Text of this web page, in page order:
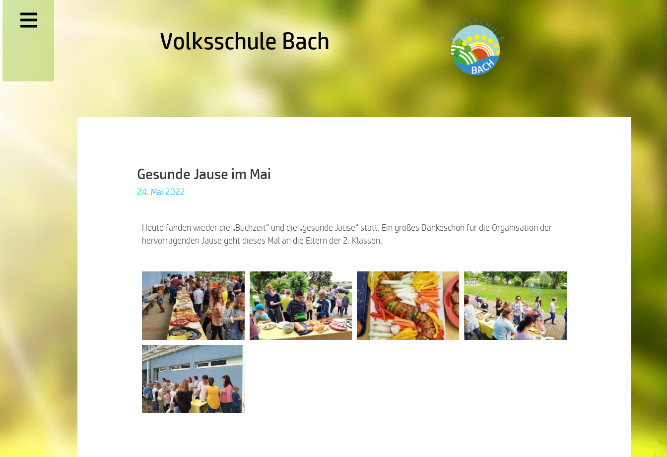
Volksschule Bach
Gesunde Jause im Mai
24. Mai 2022
Heute fanden wieder die „Buchzeit“ und die „gesunde Jause“ statt. Ein großes Dankeschön für die Organisation der
hervorragenden Jause geht dieses Mal an die Eltern der 2. Klassen.